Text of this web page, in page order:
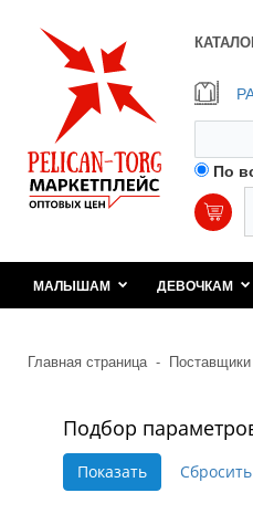
По
МАЛЫШАМ ДЕВОЧКАМ
Главная страница - Поставщики
Подбор